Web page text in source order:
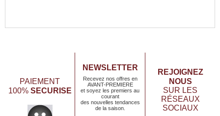
PAIEMENT
100% SECURISE
NEWSLETTER
Recevez nos offres en
AVANT-PREMIERE
et soyez les premiers au
courant
des nouvelles tendances
de la saison.
REJOIGNEZ
NOUS
SUR LES
RÉSEAUX
SOCIAUX